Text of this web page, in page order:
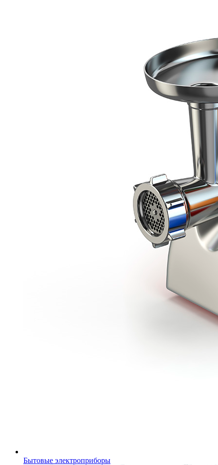
Бытовые электроприборы